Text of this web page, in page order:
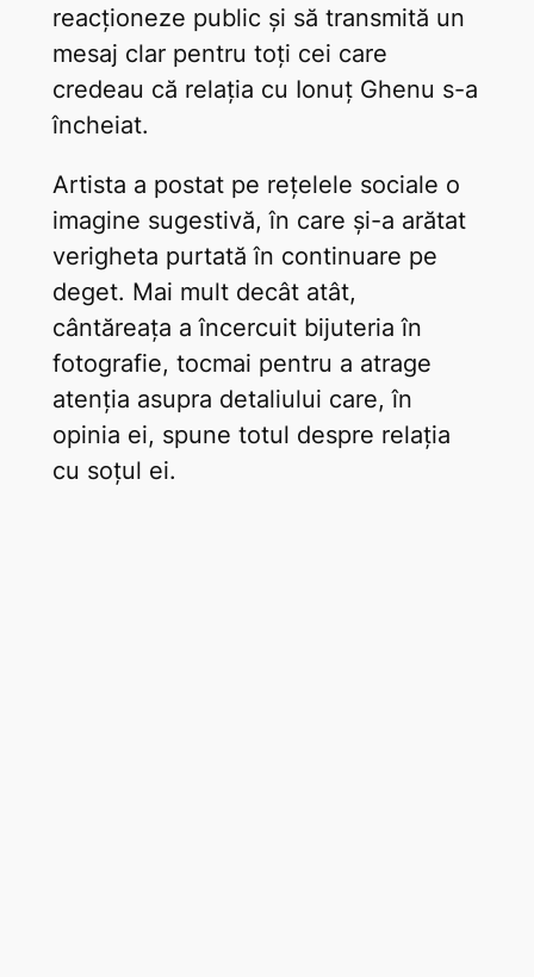
reacționeze public și să transmită un
mesaj clar pentru toți cei care
credeau că relația cu Ionuț Ghenu s-a
încheiat.
Artista a postat pe rețelele sociale o
imagine sugestivă, în care și-a arătat
verigheta purtată în continuare pe
deget. Mai mult decât atât,
cântăreața a încercuit bijuteria în
fotografie, tocmai pentru a atrage
atenția asupra detaliului care, în
opinia ei, spune totul despre relația
cu soțul ei.